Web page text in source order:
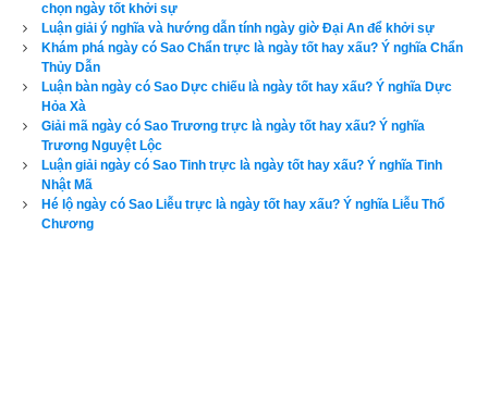
Bật mí ý nghĩa ngày giờ Tiểu Cát
3. Ý nghĩa của ngày Tiểu Cát theo sách Thông thư
Tiểu Cát gặp hội thanh long
chọn ngày tốt khởi sự
Luận giải ý nghĩa và hướng dẫn tính ngày giờ Đại An để khởi sự
Khám phá ngày có Sao Chẩn trực là ngày tốt hay xấu? Ý nghĩa Chẩn
Thủy Dẫn
Luận bàn ngày có Sao Dực chiếu là ngày tốt hay xấu? Ý nghĩa Dực
Hỏa Xà
Giải mã ngày có Sao Trương trực là ngày tốt hay xấu? Ý nghĩa
Trương Nguyệt Lộc
Luận giải ngày có Sao Tinh trực là ngày tốt hay xấu? Ý nghĩa Tinh
Nhật Mã
Hé lộ ngày có Sao Liễu trực là ngày tốt hay xấu? Ý nghĩa Liễu Thổ
Chương